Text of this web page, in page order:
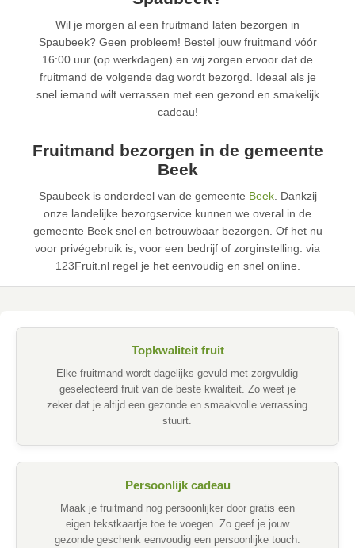
Wil je morgen al een fruitmand laten bezorgen in
Spaubeek? Geen probleem! Bestel jouw fruitmand vóór
16:00 uur (op werkdagen) en wij zorgen ervoor dat de
fruitmand de volgende dag wordt bezorgd. Ideaal als je
snel iemand wilt verrassen met een gezond en smakelijk
cadeau!
Fruitmand bezorgen in de gemeente
Beek
Spaubeek is onderdeel van de gemeente Beek. Dankzij
onze landelijke bezorgservice kunnen we overal in de
gemeente Beek snel en betrouwbaar bezorgen. Of het nu
voor privégebruik is, voor een bedrijf of zorginstelling: via
123Fruit.nl regel je het eenvoudig en snel online.
Topkwaliteit fruit
Elke fruitmand wordt dagelijks gevuld met zorgvuldig
geselecteerd fruit van de beste kwaliteit. Zo weet je
zeker dat je altijd een gezonde en smaakvolle verrassing
stuurt.
Persoonlijk cadeau
Maak je fruitmand nog persoonlijker door gratis een
eigen tekstkaartje toe te voegen. Zo geef je jouw
gezonde geschenk eenvoudig een persoonlijke touch.